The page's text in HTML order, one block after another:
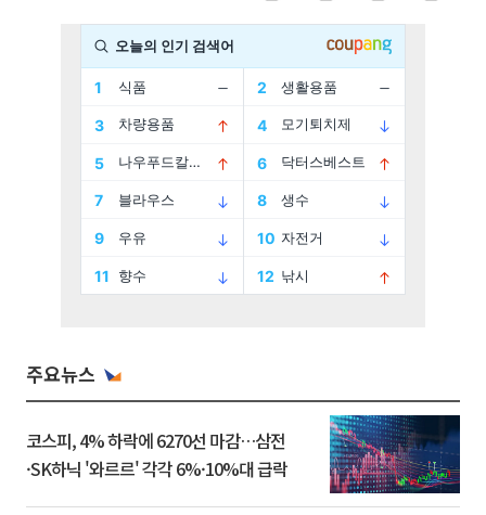
주요뉴스
코스피, 4% 하락에 6270선 마감…삼전
·SK하닉 '와르르' 각각 6%·10%대 급락